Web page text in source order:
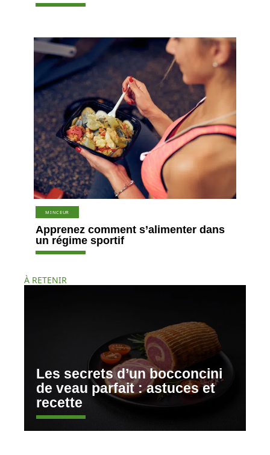
MINCEUR
Apprenez comment s’alimenter dans
un régime sportif
À RETENIR
Les secrets d’un bocconcini
de veau parfait : astuces et
recette